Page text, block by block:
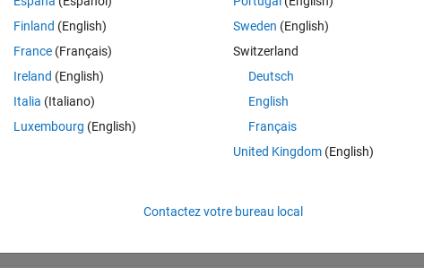
Finland (English)
France (Français)
Ireland (English)
Italia (Italiano)
Luxembourg (English)
Sweden (English)
Switzerland
Deutsch
English
Français
United Kingdom(English)
Contactez votre bureau local